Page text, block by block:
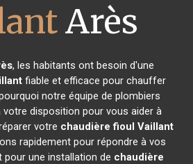
Arès
, les habitants ont besoin d'une
fiable et efficace pour chauffer
notre équipe de plombiers
disposition pour vous aider à
votre chaudière fioul Vaillant
rapidement pour répondre à vos
pour une installation de chaudière